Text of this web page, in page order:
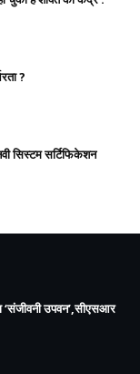
?
सिस्टम सर्टिफिकेशन
‘संजीवनी उपवन’,सीएसआर